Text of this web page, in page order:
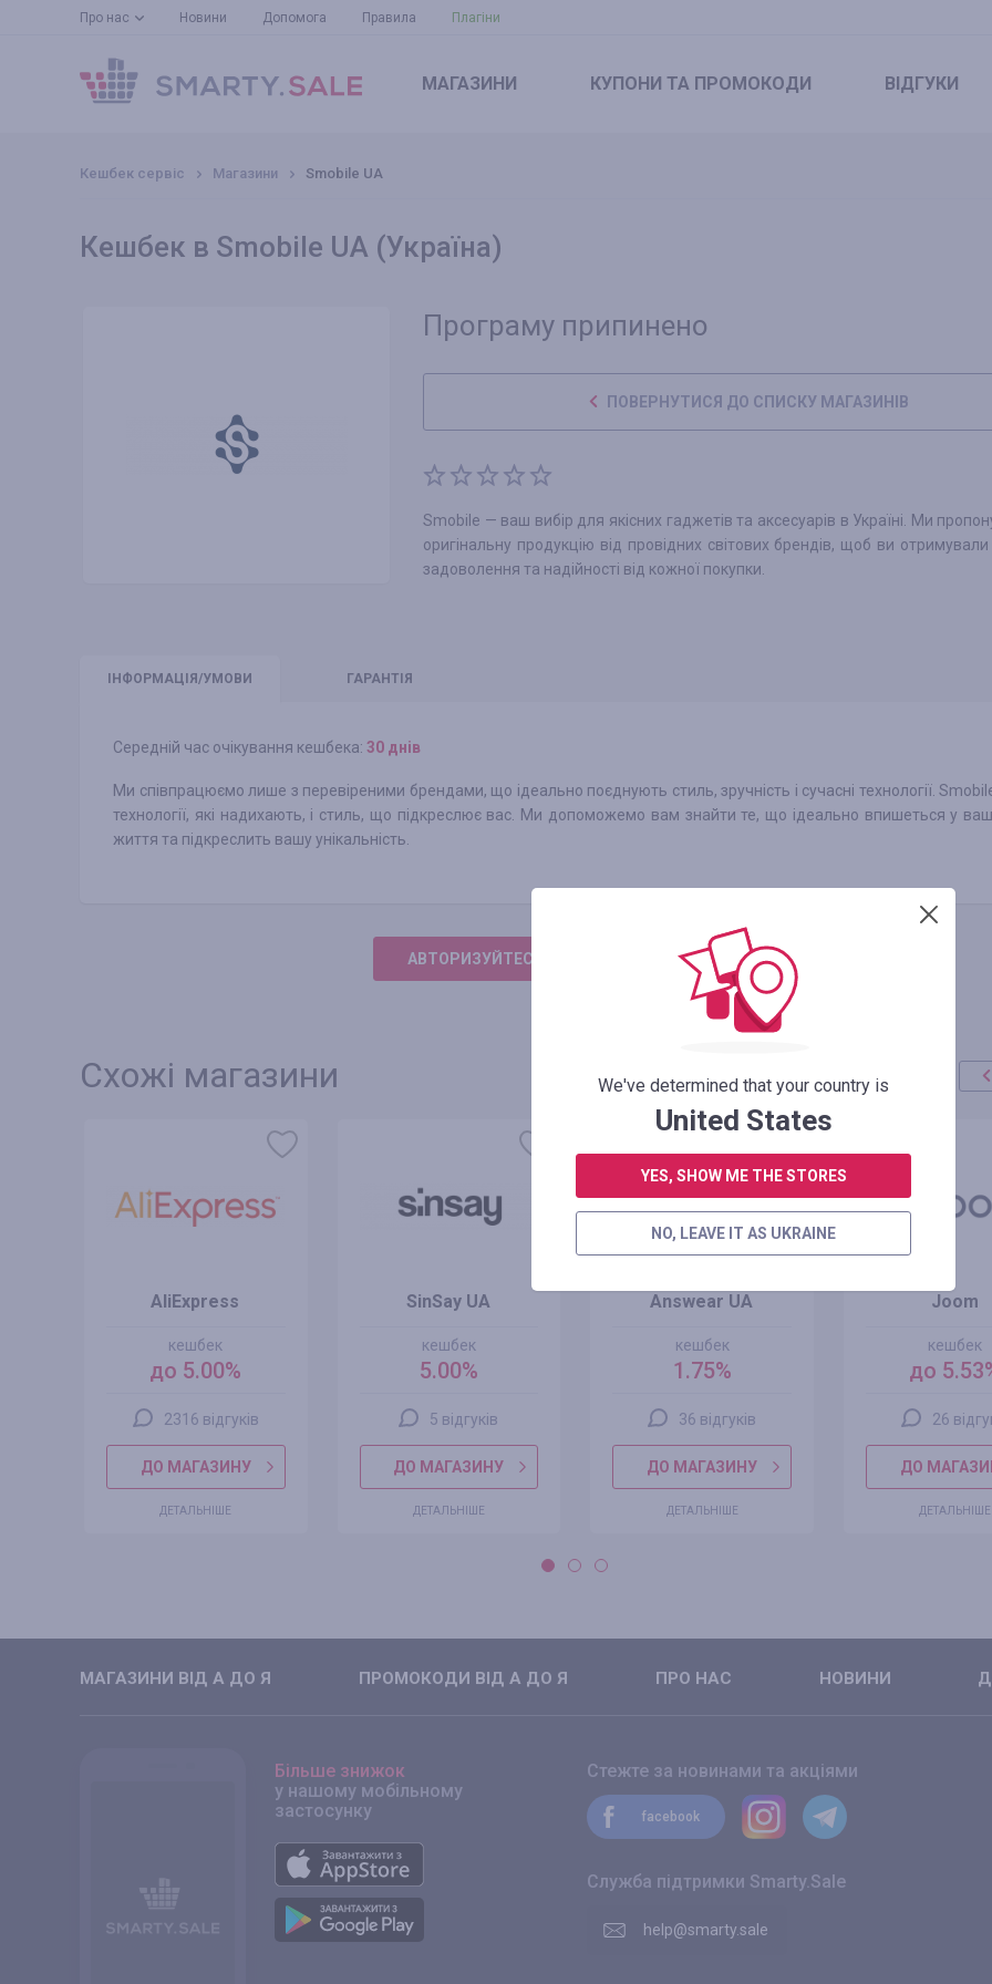
Про нас Новини Допомога Правила Плагіни
МАГАЗИНИ КУПОНИ ТА ПРОМОКОДИ ВІДГУКИ
Кешбек сервіс Магазини Smobile UA
Кешбек в Smobile UA (Україна)
Програму припинено
ПОВЕРНУТИСЯ ДО СПИСКУ МАГАЗИНІВ
Smobile — ваш вибір для якісних гаджетів та аксесуарів в Україні. Ми
оригінальну продукцію від провідних світових брендів, щоб ви
задоволення та надійності від кожної покупки.
ІНФО РМАЦІЯ/УМОВИ ГАРАНТІЯ
Середній час очікування кешбека: 30 днів
Ми співпрацюємо лише з перевіреними брендами, що ідеально поєднують стиль, зручність і сучасні технології.
технології, які надихають, і стиль, що підкреслює вас. Ми допоможемо вам знайти те, що ідеально впишеться у
життя та підкреслить вашу унікальність.
АВТОРИЗУЙТЕСЬ, ЩОБ ЗАЛИШИТИ ВІДГУК
Схожі магазини
AliExpress
кешбек
до 5.00%
2316 відгуків
ДО МАГАЗИНУ
ДЕТАЛЬНІШЕ
SinSay UA
кешбек
5.00%
5 відгуків
ДО МАГАЗИНУ
ДЕТАЛЬНІШЕ
Answear UA
кешбек
1.75%
36 відгуків
ДО МАГАЗИНУ
ДЕТАЛЬНІШЕ
Joom
кешбек
до
26
ДО
ДЕТАЛЬНІШЕ
МАГАЗИНИ ВIД А ДО Я ПРОМОКОДИ ВIД А ДО Я ПРО НАС НОВИНИ
Більше знижок
у нашому мобільному
застосунку
Стежте за новинами та акціями
facebook
Служба підтримки Smarty.Sale
help@smarty.sale
We've determined that your country is
United States
YES, SHOW ME THE STORES
NO, LEAVE IT AS UKRAINE